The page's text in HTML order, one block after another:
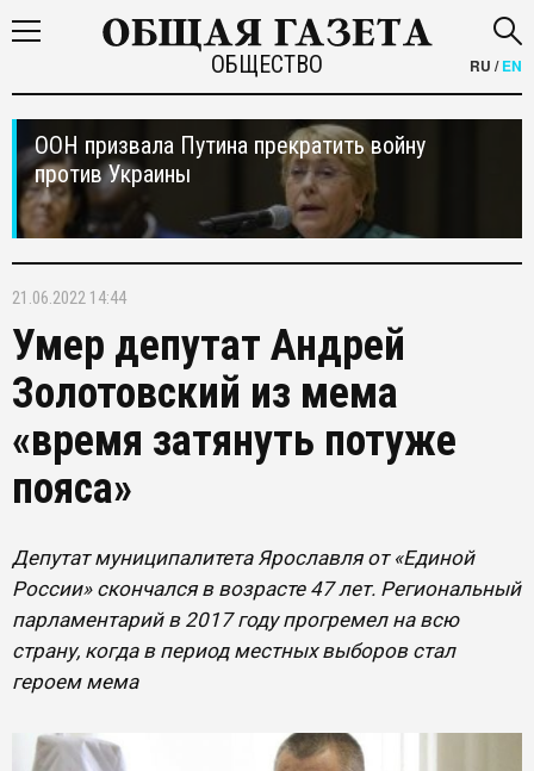
ОБЩЕСТВО RU /EN
ООН призвала Путина прекратить войну
против Украины
21.06.2022 14:44
Умер депутат Андрей
Золотовский из мема
«время затянуть потуже
пояса»
Депутат муниципалитета Ярославля от «Единой
России» скончался в возрасте 47 лет. Региональный
парламентарий в 2017 году прогремел на всю
страну, когда в период местных выборов стал
героем мема